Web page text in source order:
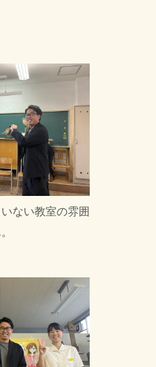
ない教室の雰囲